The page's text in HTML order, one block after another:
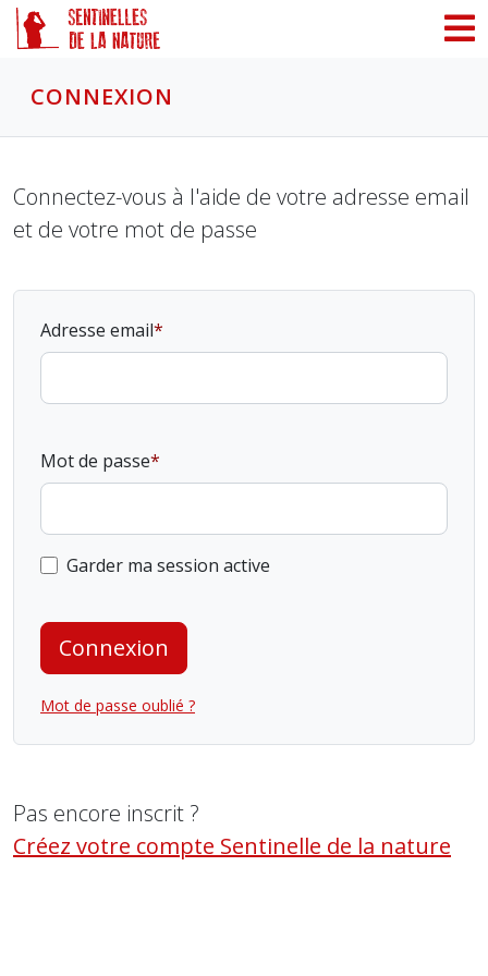
CONNEXION
Connectez-vous à l'aide de votre adresse email
et de votre mot de passe
Adresse email
Mot de passe
Garder ma session active
Connexion
Mot de passe oublié ?
Pas encore inscrit ?
Créez votre compte Sentinelle de la nature
Panneau de gestion des cookies